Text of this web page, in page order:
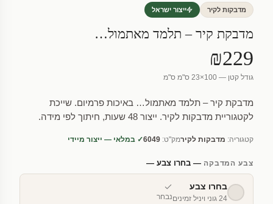
מדבקות לקיר ייצור ישראל
מדבקת קיר – תלמד מאתמול…
₪229
גודל קטן — 100×23 ס"מ ס"מ
מדבקת קיר – תלמד מאתמול… באיכות פרמיום. שייכת
לקטגוריית מדבקות לקיר. ייצור 48 שעות, חיתוך לפי מידה.
קטגוריה: מדבקות לקירמק"ט: 6049✓ במלאי — ייצור מיידי
צבע המדבקה— בחרו צבע —
בחרו צבע
24 גוני ויניל זמינים נבחר